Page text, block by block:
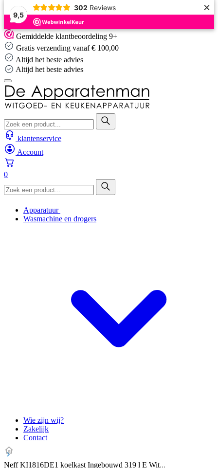
9,5
302 Reviews ×
Skip
to
content
Gemiddelde klantbeoordeling 9+
Gratis verzending vanaf € 100,00
Altijd het beste advies
Altijd het beste advies
klantenservice
Account
0
Apparatuur
Wasmachine en drogers
Wie zijn wij?
Zakelijk
Contact
Neff KI1816DE1 koelkast Ingebouwd 319 l E Wit